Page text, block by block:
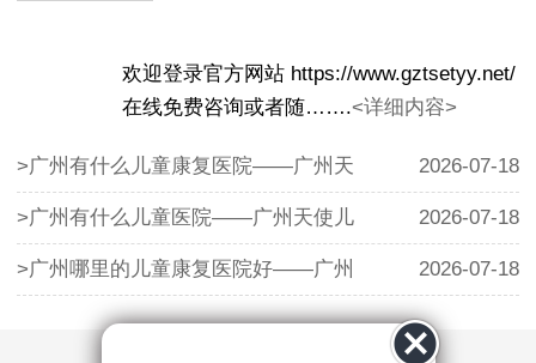
欢迎登录官方网站 https://www.gztsetyy.net/
在线免费咨询或者随…….<详细内容>
>广州有什么儿童康复医院——广州天 2026-07-18
>广州有什么儿童医院——广州天使儿 2026-07-18
>广州哪里的儿童康复医院好——广州 2026-07-18